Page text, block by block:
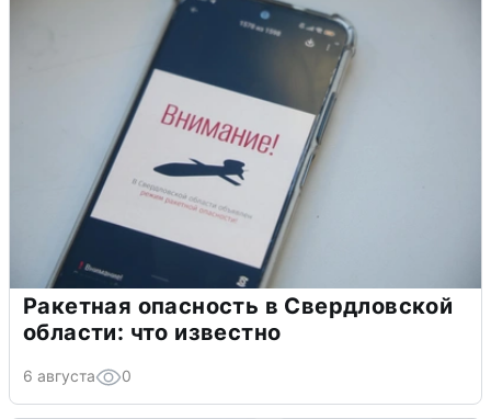
Ракетная опасность в Свердловской
области: что известно
6 августа 0